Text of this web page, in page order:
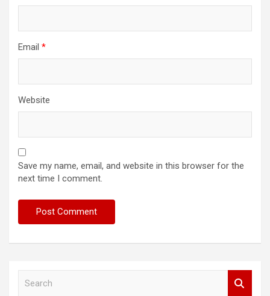
Email *
Website
Save my name, email, and website in this browser for the
next time I comment.